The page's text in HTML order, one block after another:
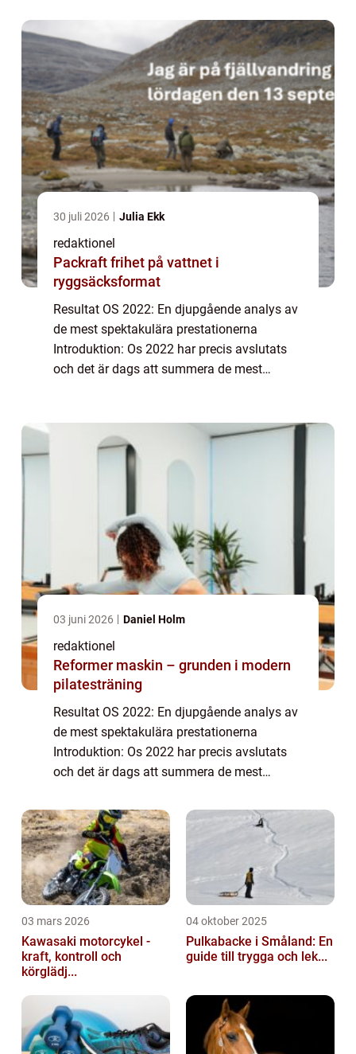
30 juli 2026 Julia Ekk
redaktionel
Packraft frihet på vattnet i
ryggsäcksformat
Resultat OS 2022: En djupgående analys av
de mest spektakulära prestationerna
Introduktion: Os 2022 har precis avslutats
och det är dags att summera de mest
03 juni 2026 Daniel Holm
redaktionel
Reformer maskin – grunden i modern
pilatesträning
Resultat OS 2022: En djupgående analys av
de mest spektakulära prestationerna
Introduktion: Os 2022 har precis avslutats
och det är dags att summera de mest
Detta år har varit en fest för idrottare och
fans öv...
03 mars 2026
Kawasaki motorcykel -
kraft, kontroll och
körglädj...
04 oktober 2025
Pulkabacke i Småland: En
guide till trygga och lek...